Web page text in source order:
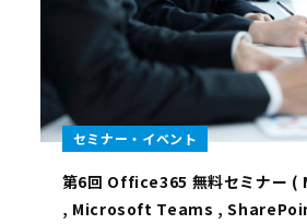
セミナー・イベント
第6回 Office365 無料セミナー
, Microsoft Teams ,